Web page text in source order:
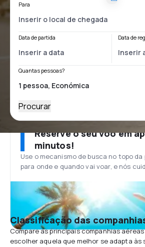
Para
Data de partida Data de
Quantas pessoas?
Procurar
Reserve o seu voo em
minutos!
Use o mecanismo de busca no topo da
para onde e quando vai voar, e nós
Classificação das
Compare as principais companhias
escolher aquela que melhor se adapta às